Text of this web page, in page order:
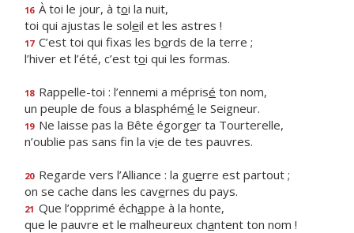
16 À toi le jour, à toi la nuit,
toi qui ajustas le soleil et les astres !
17 C’est toi qui fixas les bords de la terre ;
l’hiver et l’été, c’est toi qui les formas.
18 Rappelle-toi : l’ennemi a méprisé ton nom,
un peuple de fous a blasphémé le Seigneur.
19 Ne laisse pas la Bête égorger ta Tourterelle,
n’oublie pas sans fin la vie de tes pauvres.
20 Regarde vers l’Alliance : la guerre est partout ;
on se cache dans les cavernes du pays.
21 Que l’opprimé échappe à la honte,
que le pauvre et le malheureux chantent ton nom !